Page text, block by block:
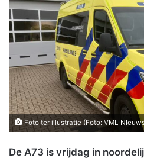
Foto ter illustratie (Foto: VML
De A73 is vrijdag in